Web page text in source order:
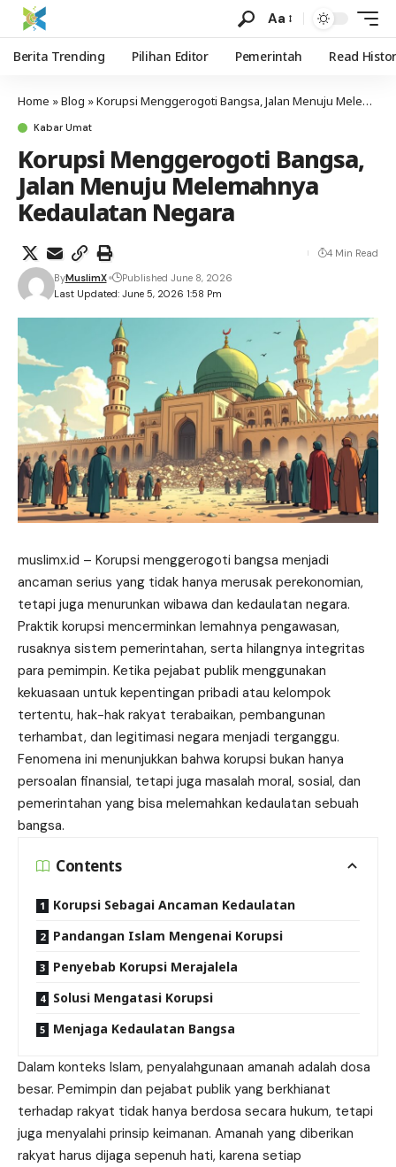
Aa
Berita Trending Pilihan Editor Pemerintah Read
Home »Blog »Korupsi Menggerogoti Bangsa, Jalan Menuju Melemahnya Kedaulatan Negara
Kabar Umat
Korupsi Menggerogoti Bangsa,
Jalan Menuju Melemahnya
Kedaulatan Negara
Last Updated: June 5, 2026 1:58 Pm
ByMuslimX Published June 8, 2026
4 Min Read
muslimx.id – Korupsi menggerogoti bangsa menjadi
ancaman serius yang tidak hanya merusak perekonomian,
tetapi juga menurunkan wibawa dan kedaulatan negara.
Praktik korupsi mencerminkan lemahnya pengawasan,
rusaknya sistem pemerintahan, serta hilangnya integritas
para pemimpin. Ketika pejabat publik menggunakan
kekuasaan untuk kepentingan pribadi atau kelompok
tertentu, hak-hak rakyat terabaikan, pembangunan
terhambat, dan legitimasi negara menjadi terganggu.
Fenomena ini menunjukkan bahwa korupsi bukan hanya
persoalan finansial, tetapi juga masalah moral, sosial, dan
pemerintahan yang bisa melemahkan kedaulatan sebuah
bangsa.
Contents
Korupsi Sebagai Ancaman Kedaulatan
Pandangan Islam Mengenai Korupsi
Penyebab Korupsi Merajalela
Solusi Mengatasi Korupsi
Menjaga Kedaulatan Bangsa
Dalam konteks Islam, penyalahgunaan amanah adalah dosa
besar. Pemimpin dan pejabat publik yang berkhianat
terhadap rakyat tidak hanya berdosa secara hukum, tetapi
juga menyalahi prinsip keimanan. Amanah yang diberikan
rakyat harus dijaga sepenuh hati, karena setiap